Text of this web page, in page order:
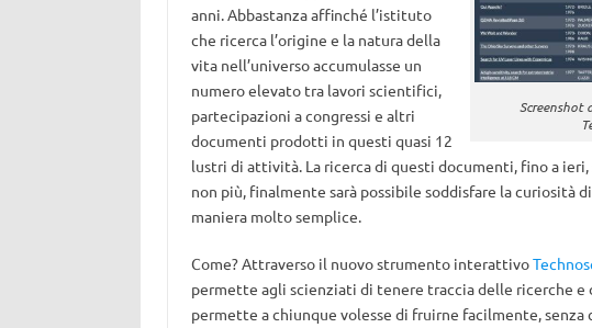
Screenshot
anni. Abbastanza affinché l’istituto
che ricerca l’origine e la natura della
vita nell’universo accumulasse un
numero elevato tra lavori scientifici,
partecipazioni a congressi e altri
documenti prodotti in questi quasi 12
lustri di attività. La ricerca di questi documenti, fino a ieri,
non più, finalmente sarà possibile soddisfare la curiosità
maniera molto semplice.
Come? Attraverso il nuovo strumento interattivo
permette agli scienziati di tenere traccia delle ricerche
permette a chiunque volesse di fruirne facilmente,